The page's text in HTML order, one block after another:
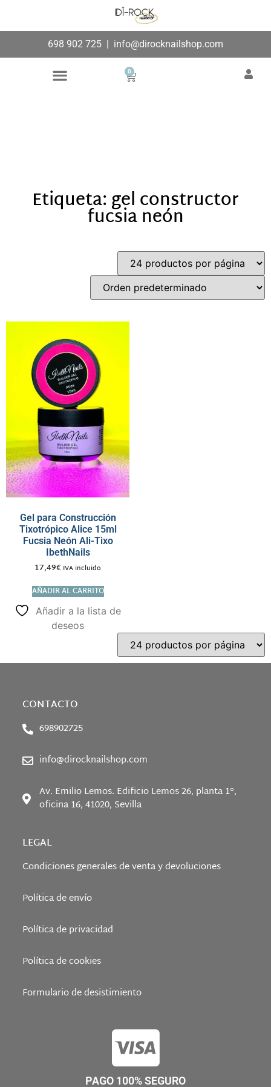
698 902 725 | info@dirocknailshop.com
0
Etiqueta: gel constructor
fucsia neón
Gel para Construcción
Tixotrópico Alice 15ml
Fucsia Neón Ali-Tixo
IbethNails
17,49€ IVA incluido
AÑADIR AL CARRITO
Añadir a la lista de
deseos
CONTACTO
698902725
info@dirocknailshop.com
Av. Emilio Lemos. Edificio Lemos 26, planta 1°,
oficina 16, 41020, Sevilla
LEGAL
Condiciones generales de venta y devoluciones
Política de envío
Política de privacidad
Política de cookies
Formulario de desistimiento
PAGO 100% SEGURO